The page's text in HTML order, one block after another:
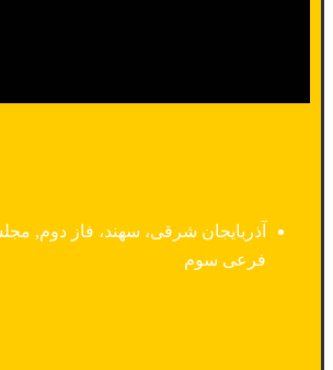
آذربایجان شرقی، سهند، فاز دوم,
فرعی سوم